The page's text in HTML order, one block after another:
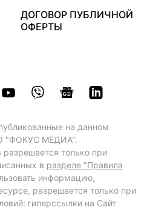
ДОГОВОР ПУБЛИЧНОЙ
ОФЕРТЫ
на данном
"ФОКУС МЕДИА".
только при
в разделе "Правила
информацию,
разрешается только при
гиперссылки на Сайт